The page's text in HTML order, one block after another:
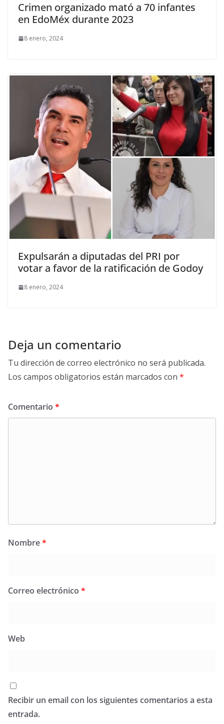
Crimen organizado mató a 70 infantes
en EdoMéx durante 2023
8 enero, 2024
Expulsarán a diputadas del PRI por
votar a favor de la ratificación de Godoy
8 enero, 2024
Deja un comentario
Tu dirección de correo electrónico no será publicada.
Los campos obligatorios están marcados con *
Comentario *
Nombre*
Correo electrónico *
Web
Recibir un email con los siguientes comentarios a esta
entrada.